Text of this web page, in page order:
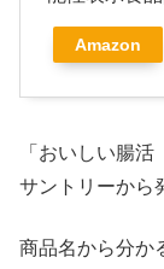
Amazon
「おいしい腸
サントリーから
商品名から分か